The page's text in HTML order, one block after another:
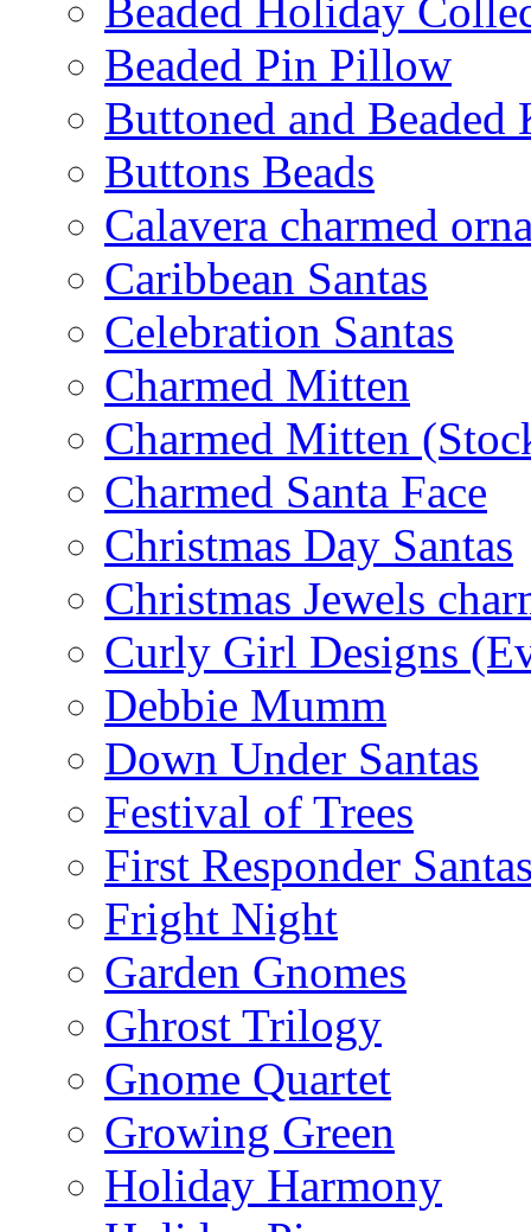
Beaded Holiday
Beaded Pin Pillow
Buttoned and Beaded
Buttons Beads
Calavera charmed
Caribbean Santas
Celebration Santas
Charmed Mitten
Charmed Mitten
Charmed Santa Face
Christmas Day Santas
Christmas Jewels
Curly Girl Designs
Debbie Mumm
Down Under Santas
Festival of Trees
First Responder
Fright Night
Garden Gnomes
Ghrost Trilogy
Gnome Quartet
Growing Green
Holiday Harmony